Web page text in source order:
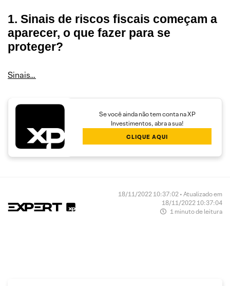
1. Sinais de riscos fiscais começam a
aparecer, o que fazer para se
proteger?
Sinais…
Se você ainda não tem conta na XP
Investimentos, abra a sua!
CLIQUE AQUI
18/11/2022 10:37:02 • Atualizado em
18/11/2022 10:37:04
1 minuto de leitura